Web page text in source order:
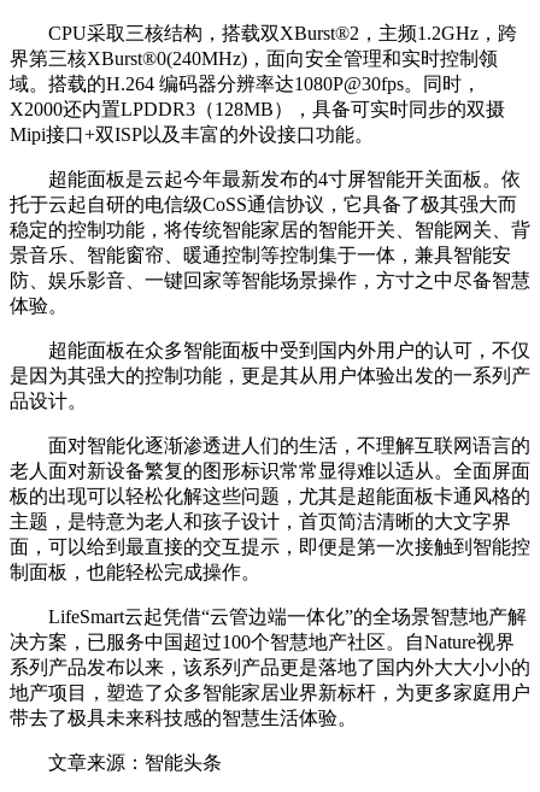
CPU采取三核结构，搭载双XBurst®2，主频1.2GHz，跨
界第三核XBurst®0(240MHz)，面向安全管理和实时控制领
域。搭载的H.264 编码器分辨率达1080P@30fps。同时，
X2000还内置LPDDR3（128MB），具备可实时同步的双摄
Mipi接口+双ISP以及丰富的外设接口功能。
超能面板是云起今年最新发布的4寸屏智能开关面板。依
托于云起自研的电信级CoSS通信协议，它具备了极其强大而
稳定的控制功能，将传统智能家居的智能开关、智能网关、背
景音乐、智能窗帘、暖通控制等控制集于一体，兼具智能安
防、娱乐影音、一键回家等智能场景操作，方寸之中尽备智慧
体验。
超能面板在众多智能面板中受到国内外用户的认可，不仅
是因为其强大的控制功能，更是其从用户体验出发的一系列产
品设计。
面对智能化逐渐渗透进人们的生活，不理解互联网语言的
老人面对新设备繁复的图形标识常常显得难以适从。全面屏面
板的出现可以轻松化解这些问题，尤其是超能面板卡通风格的
主题，是特意为老人和孩子设计，首页简洁清晰的大文字界
面，可以给到最直接的交互提示，即便是第一次接触到智能控
制面板，也能轻松完成操作。
LifeSmart云起凭借“云管边端一体化”的全场景智慧地产解
决方案，已服务中国超过100个智慧地产社区。自Nature视界
系列产品发布以来，该系列产品更是落地了国内外大大小小的
地产项目，塑造了众多智能家居业界新标杆，为更多家庭用户
带去了极具未来科技感的智慧生活体验。
文章来源：智能头条